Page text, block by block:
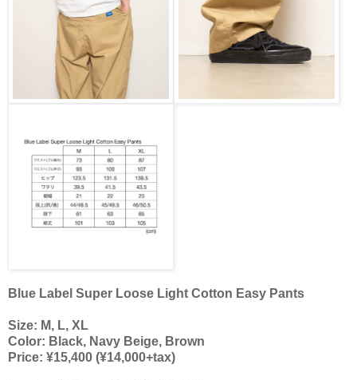
Blue Label Super Loose Light Cotton Easy Pants
Size: M, L, XL
Color: Black, Navy Beige, Brown
Price: ¥15,400 (¥14,000+tax)